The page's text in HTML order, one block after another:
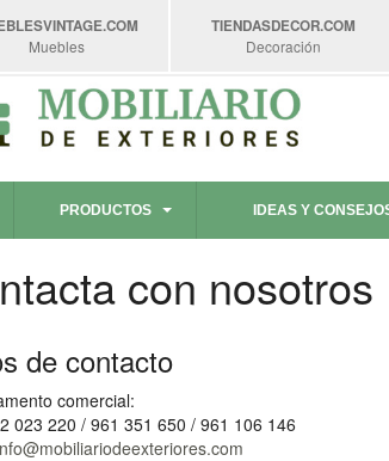
.COM
Muebles
TIENDASDECOR.COM
Decoración
PRODUCTOS IDEAS Y
con nosotros
de contacto
comercial:
023 220 / 961 351 650 / 961 106 146